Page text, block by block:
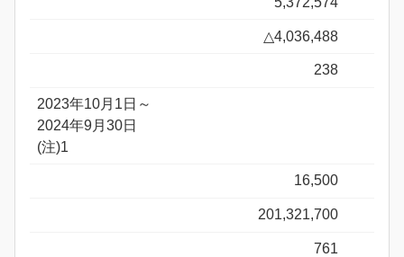
△4,036,488
238
2023年10月1日～
2024年9月30日
(注)1
16,500
201,321,700
761